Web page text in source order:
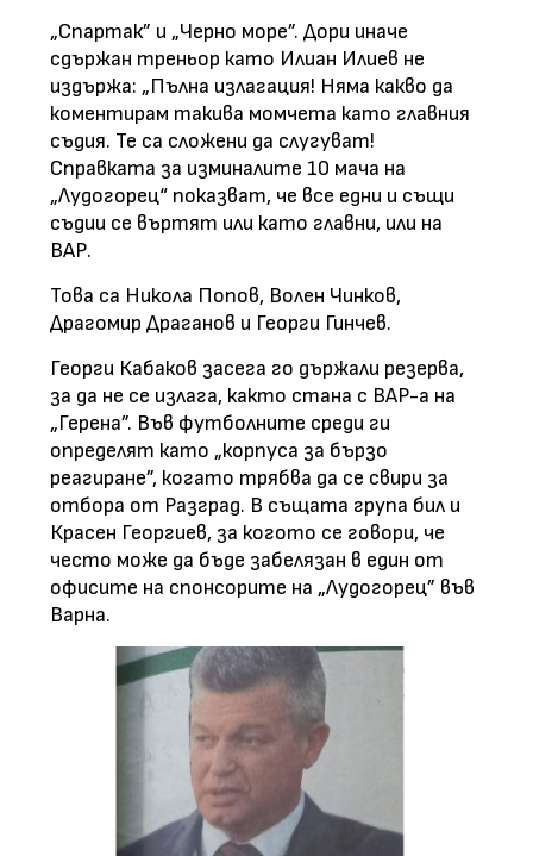
„Спартак” и „Черно море”. Дори иначе
сдържан треньор като Илиан Илиев не
издържа: „Пълна излагация! Няма какво да
коментирам такива момчета като главния
съдия. Те са сложени да слугуват!
Справката за изминалите 10 мача на
„Лудогорец“ показват, че все едни и същи
съдии се въртят или като главни, или на
ВАР.
Това са Никола Попов, Волен Чинков,
Драгомир Драганов и Георги Гинчев.
Георги Кабаков засега го държали резерва,
за да не се излага, както стана с ВАР-а на
„Герена”. Във футболните среди ги
определят като „корпуса за бързо
реагиране”, когато трябва да се свири за
отбора от Разград. В същата група бил и
Красен Георгиев, за когото се говори, че
често може да бъде забелязан в един от
офисите на спонсорите на „Лудогорец” във
Варна.